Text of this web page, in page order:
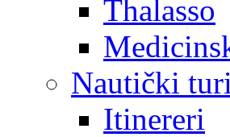
Thalasso
Nautički
Itinereri